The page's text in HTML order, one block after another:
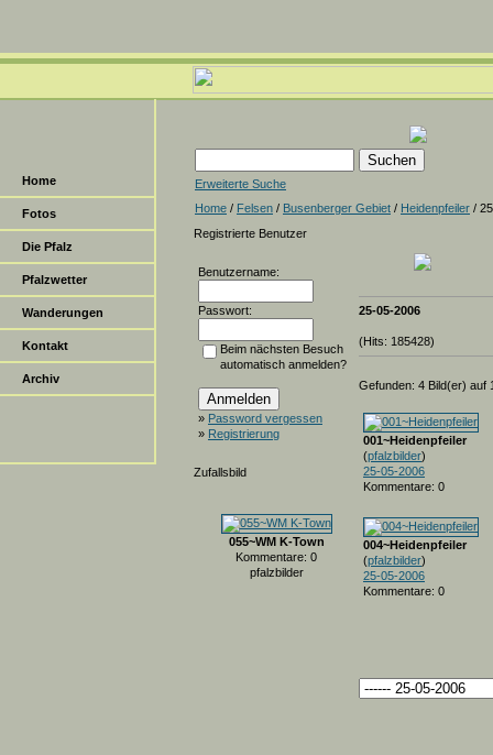
Home
Fotos
Die Pfalz
Pfalzwetter
Wanderungen
Kontakt
Archiv
Erweiterte Suche
Home / Felsen / Busenberger Gebiet / Heidenpfeiler /
Registrierte Benutzer
Benutzername:
Passwort:
Beim nächsten Besuch
automatisch anmelden?
» Password vergessen
» Registrierung
Zufallsbild
055~WM K-Town
Kommentare: 0
pfalzbilder
25-05-2006
(Hits: 185428)
Gefunden: 4 Bild(er) auf
001~Heidenpfeiler
(pfalzbilder)
25-05-2006
Kommentare: 0
004~Heidenpfeiler
(pfalzbilder)
25-05-2006
Kommentare: 0